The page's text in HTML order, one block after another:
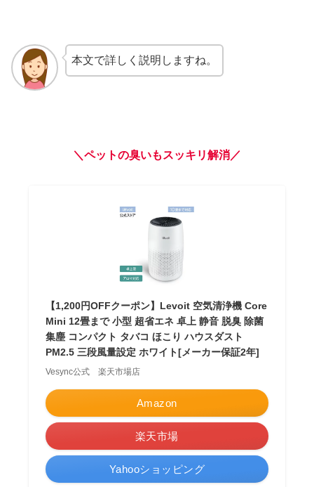
本文で詳しく説明しますね。
＼ペットの臭いもスッキリ解消／
【1,200円OFFクーポン】Levoit 空気清浄機 Core
Mini 12畳まで 小型 超省エネ 卓上 静音 脱臭 除菌
集塵 コンパクト タバコ ほこり ハウスダスト
PM2.5 三段風量設定 ホワイト[メーカー保証2年]
Vesync公式 楽天市場店
Amazon
楽天市場
Yahooショッピング